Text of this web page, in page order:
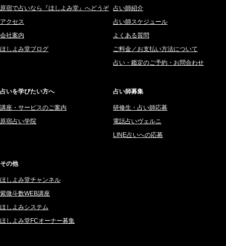
鯖ノ実 ソニン (19)
愛音ソナタ (16)
紫村 明世 (34)
サーペント (92)
さてら (94)
桜望巴千 (270)
綺咲みゆき (22)
比呂 酒井 (59)
ロザリン (157)
坂宮 鈴果 (82)
2025年10月 (242)
2025年9月 (196)
2025年8月 (182)
2024年12月 (57)
2024年11月 (38)
2024年10月 (36)
2024年9月 (39)
2024年8月 (45)
原宿で占いなら『ほしよみ堂』へどうぞ
アクセス
会社案内
ほしよみ堂ブログ
占い師紹介
占い師スケジュール
よくある質問
ご料金／お支払い方法について
占い・鑑定のご予約・お問合わせ
占いを学びたい方へ
講座・サービスのご案内
原宿占い学院
占い師募集
研修生・占い師応募
電話占いヴェルニ
LINE占いへの応募
その他
ほしよみ堂チャンネル
紫微斗数WEB講座
ほしよみシステム
ほしよみ堂FCオーナー募集